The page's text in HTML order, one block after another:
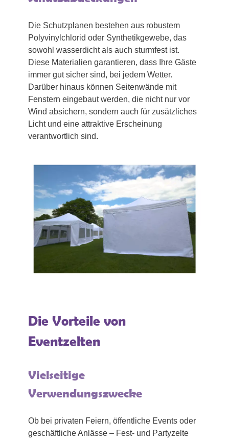
Die Schutzplanen bestehen aus robustem
Polyvinylchlorid oder Synthetikgewebe, das
sowohl wasserdicht als auch sturmfest ist.
Diese Materialien garantieren, dass Ihre Gäste
immer gut sicher sind, bei jedem Wetter.
Darüber hinaus können Seitenwände mit
Fenstern eingebaut werden, die nicht nur vor
Wind absichern, sondern auch für zusätzliches
Licht und eine attraktive Erscheinung
verantwortlich sind.
Die Vorteile von
Eventzelten
Vielseitige
Verwendungszwecke
Ob bei privaten Feiern, öffentliche Events oder
geschäftliche Anlässe – Fest- und Partyzelte